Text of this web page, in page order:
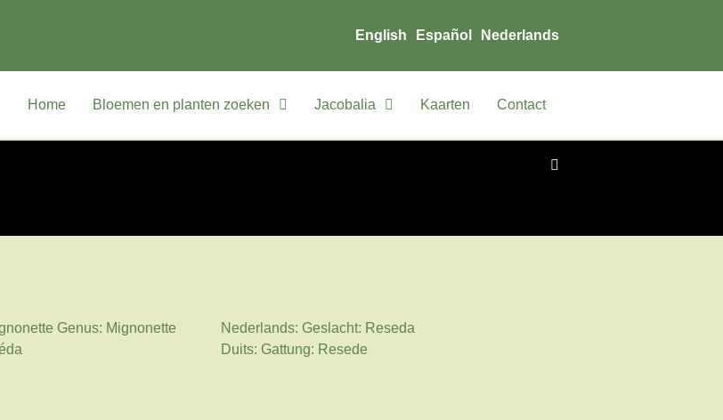
English Español Nederlands
Home Bloemen en planten zoeken Jacobalia Kaarten Contact
Genus: Mignonette
Nederlands: Geslacht: Reseda
Duits: Gattung: Resede